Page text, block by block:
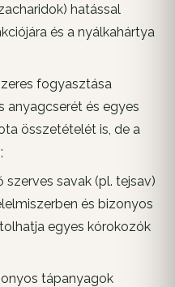
hatással
és a nyálkahártya
fogyasztása
anyagcserét és egyes
összetételét is, de a
savak (pl. tejsav)
és bizonyos
egyes kórokozók
tápanyagok